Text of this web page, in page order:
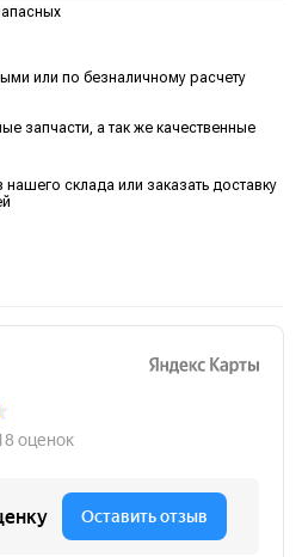
или по безналичному расчету
запчасти, а так же качественные
склада или заказать доставку